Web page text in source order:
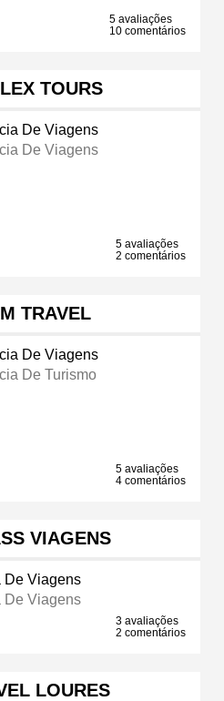
5 avaliações
10 comentários
TOURS
De Viagens
De Viagens
5 avaliações
2 comentários
TRAVEL
De Viagens
De Turismo
5 avaliações
4 comentários
VIAGENS
De Viagens
De Viagens
3 avaliações
2 comentários
LOURES